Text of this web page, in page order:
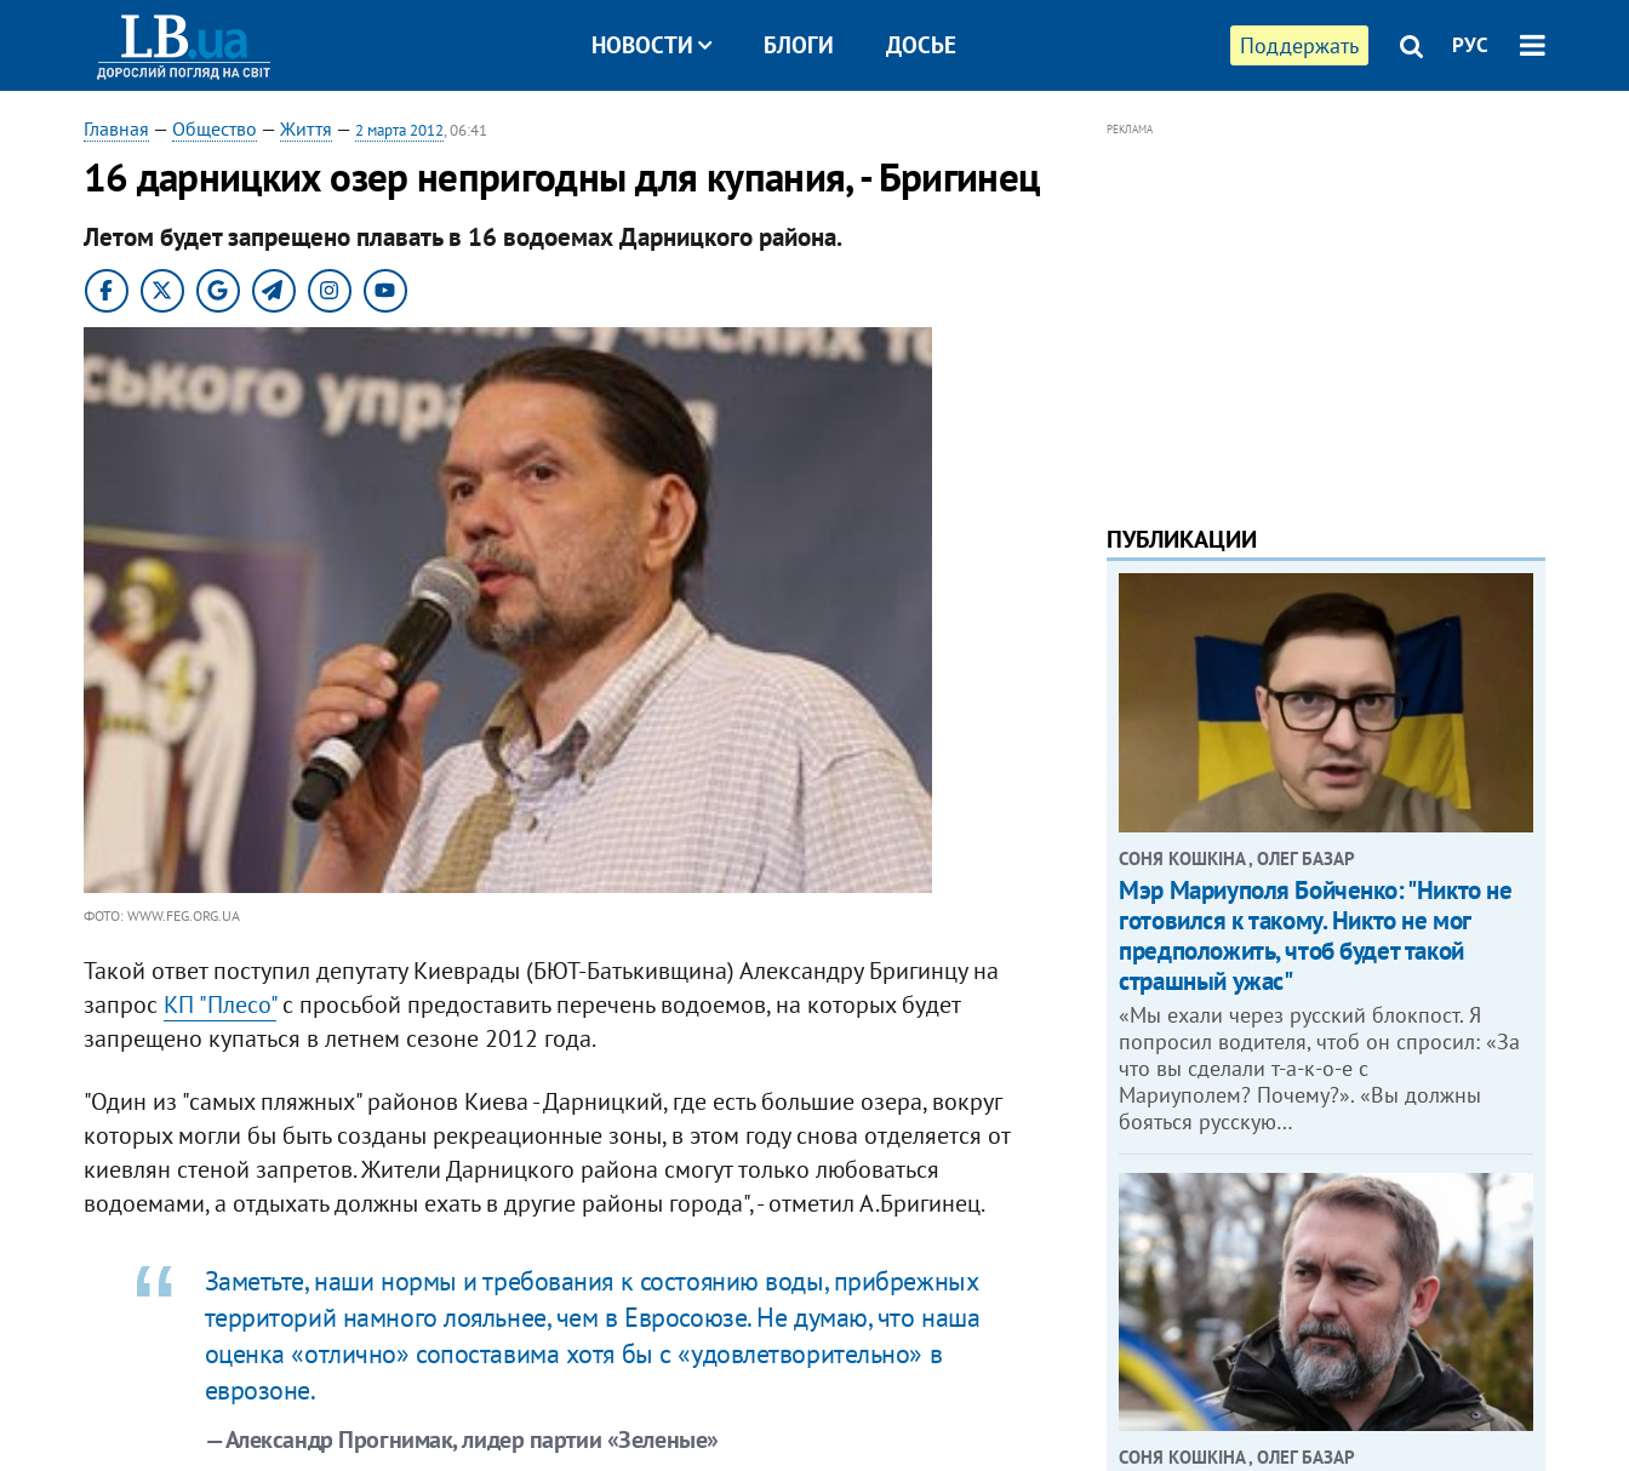
Поддержать РУС
НОВОСТИ БЛОГИ ДОСЬЕ
Главная — Общество — Життя — 2 марта 2012, 06:41
16 дарницких озер непригодны для купания, - Бригинец
Летом будет запрещено плавать в 16 водоемах Дарницкого района.
ФОТО: WWW.FEG.ORG.UA
Такой ответ поступил депутату Киеврады (БЮТ-Батькивщина) Александру Бригинцу на
запрос КП "Плесо"с просьбой предоставить перечень водоемов, на которых будет
запрещено купаться в летнем сезоне 2012 года.
"Один из "самых пляжных" районов Киева - Дарницкий, где есть большие озера, вокруг
которых могли бы быть созданы рекреационные зоны, в этом году снова отделяется от
киевлян стеной запретов. Жители Дарницкого района смогут только любоваться
водоемами, а отдыхать должны ехать в другие районы города", - отметил А.Бригинец.
Заметьте, наши нормы и требования к состоянию воды, прибрежных
территорий намного лояльнее, чем в Евросоюзе. Не думаю, что наша
оценка «отлично» сопоставима хотя бы с «удовлетворительно» в
еврозоне.
— Александр Прогнимак, лидер партии «Зеленые»
РЕКЛАМА
ПУБЛИКАЦИИ
СОНЯ КОШКІНА , ОЛЕГ БАЗАР
Мэр Мариуполя Бойченко: "Никто не
готовился к такому. Никто не мог
предположить, чтоб будет такой
страшный ужас"
«Мы ехали через русский блокпост. Я
попросил водителя, чтоб он спросил: «За
что вы сделали т-а-к-о-е с
Мариуполем? Почему?». «Вы должны
бояться русскую…
СОНЯ КОШКІНА , ОЛЕГ БАЗАР